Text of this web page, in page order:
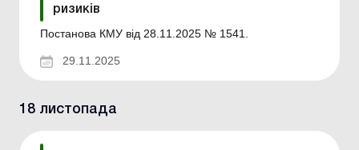
ризиків
Постанова КМУ від 28.11.2025 № 1541.
29.11.2025
18 листопада